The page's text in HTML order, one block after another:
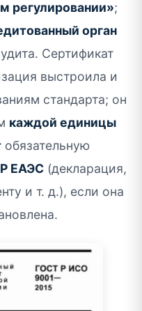
регулировании»;
орган
Сертификат
выстроила и
стандарта; он
каждой единицы
обязательную
ЕАЭС (декларация,
и т. д.), если она